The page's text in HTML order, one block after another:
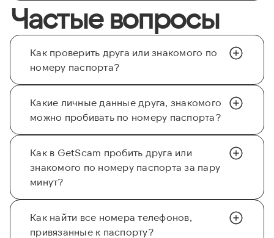
Частые вопросы
Как проверить друга или знакомого по
номеру паспорта?
Какие личные данные друга, знакомого
можно пробивать по номеру паспорта?
Как в GetScam пробить друга или
знакомого по номеру паспорта за пару
минут?
Как найти все номера телефонов,
привязанные к паспорту?